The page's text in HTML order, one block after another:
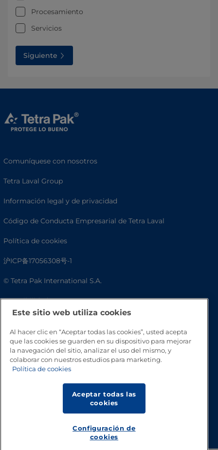
Procesamiento
Servicios
Siguiente
Comuníquese con nosotros
Tetra Laval Group
Información legal y de privacidad
Código de Conducta Empresarial de Tetra Laval
Política de cookies
沪ICP备17056308号-1
© Tetra Pak International S.A.
Accesibilidad
Este sitio web utiliza cookies
Al hacer clic en “Aceptar todas las cookies”, usted acepta
que las cookies se guarden en su dispositivo para mejorar
la navegación del sitio, analizar el uso del mismo, y
colaborar con nuestros estudios para marketing.
Política de cookies
Aceptar todas las
cookies
Configuración de
cookies